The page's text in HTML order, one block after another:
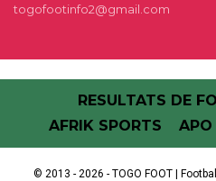
togofootinfo2@gmail.com
RESULTATS DE
AFRIK SPORTS
APO
© 2013 - 2026 - TOGO FOOT |